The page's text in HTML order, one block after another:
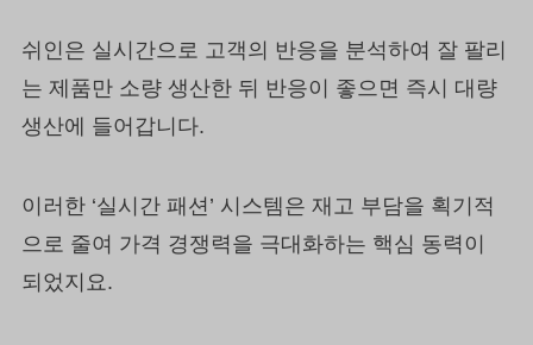
쉬인은 실시간으로 고객의 반응을 분석하여 잘 팔리
는 제품만 소량 생산한 뒤 반응이 좋으면 즉시 대량
생산에 들어갑니다.
이러한 ‘실시간 패션’ 시스템은 재고 부담을 획기적
으로 줄여 가격 경쟁력을 극대화하는 핵심 동력이
되었지요.